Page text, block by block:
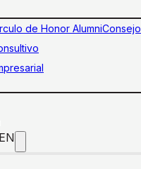
de Honor AlumniConsejo